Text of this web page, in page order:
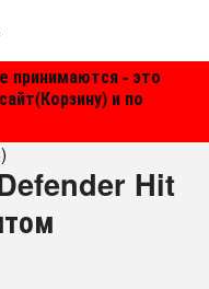
принимаются - это
и по
Hit